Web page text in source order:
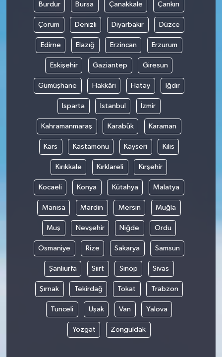
Burdur Bursa Çanakkale Çankırı
Çorum Denizli Diyarbakır Düzce
Edirne Elazığ Erzincan Erzurum
Eskişehir Gaziantep Giresun
Gümüşhane Hakkâri Hatay Iğdır
Isparta İstanbul İzmir
Kahramanmaraş Karabük Karaman
Kars Kastamonu Kayseri Kilis
Kırıkkale Kırklareli Kırşehir
Kocaeli Konya Kütahya Malatya
Manisa Mardin Mersin Muğla
Muş Nevşehir Niğde Ordu
Osmaniye Rize Sakarya Samsun
Şanlıurfa Siirt Sinop Sivas
Şırnak Tekirdağ Tokat Trabzon
Tunceli Uşak Van Yalova
Yozgat Zonguldak